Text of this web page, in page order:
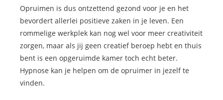
Opruimen is dus ontzettend gezond voor je en het
bevordert allerlei positieve zaken in je leven. Een
rommelige werkplek kan nog wel voor meer creativiteit
zorgen, maar als jij geen creatief beroep hebt en thuis
bent is een opgeruimde kamer toch echt beter.
Hypnose kan je helpen om de opruimer in jezelf te
vinden.